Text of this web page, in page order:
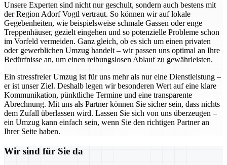
Unsere Experten sind nicht nur geschult, sondern auch bestens mit
der Region Adorf Vogtl vertraut. So können wir auf lokale
Gegebenheiten, wie beispielsweise schmale Gassen oder enge
Treppenhäuser, gezielt eingehen und so potenzielle Probleme schon
im Vorfeld vermeiden. Ganz gleich, ob es sich um einen privaten
oder gewerblichen Umzug handelt – wir passen uns optimal an Ihre
Bedürfnisse an, um einen reibungslosen Ablauf zu gewährleisten.
Ein stressfreier Umzug ist für uns mehr als nur eine Dienstleistung –
er ist unser Ziel. Deshalb legen wir besonderen Wert auf eine klare
Kommunikation, pünktliche Termine und eine transparente
Abrechnung. Mit uns als Partner können Sie sicher sein, dass nichts
dem Zufall überlassen wird. Lassen Sie sich von uns überzeugen –
ein Umzug kann einfach sein, wenn Sie den richtigen Partner an
Ihrer Seite haben.
Wir sind für Sie da